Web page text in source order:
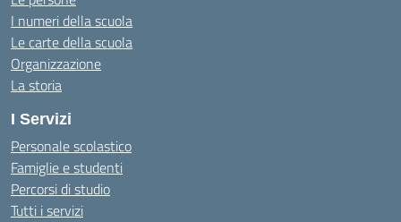
I numeri della scuola
Le carte della scuola
Organizzazione
La storia
I Servizi
Personale scolastico
Famiglie e studenti
Percorsi di studio
Tutti i servizi